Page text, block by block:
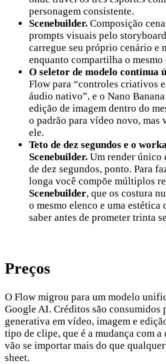
personagem consistente.
Scenebuilder. Composição
prompts visuais pelo
carregue seu próprio cenário e
enquanto compartilha o mesmo
O seletor de modelo continua
Flow para “controles criativos
áudio nativo”, e o Nano
edição de imagem dentro do
o padrão para vídeo novo, mas
ele.
Teto de dez segundos e o
Scenebuilder. Um render único
de dez segundos, ponto. Para
longa você compõe múltiplos
Scenebuilder, que os costura
o mesmo elenco e uma estética
saber antes de prometer trinta
Preços
O Flow migrou para um modelo
Google AI. Créditos são consumidos
generativa em vídeo, imagem e
tipo de clipe, que é a mudança com
vão se importar mais do que
sheet.